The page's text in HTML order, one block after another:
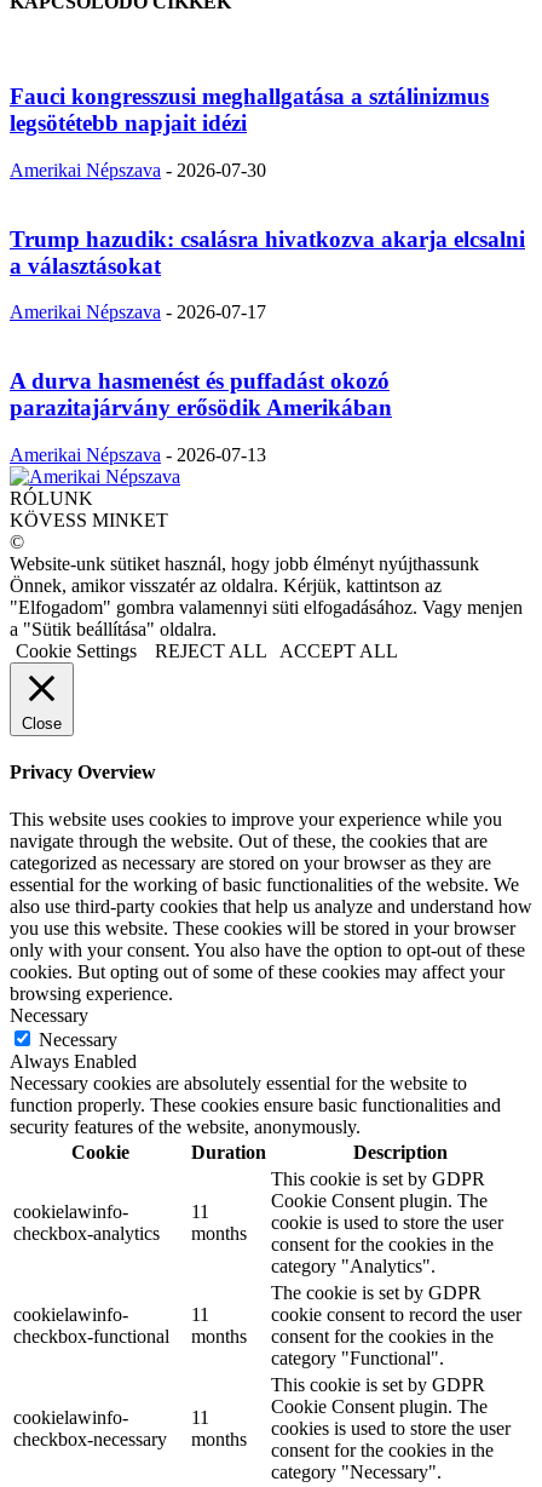
Fauci kongresszusi meghallgatása a sztálinizmus
legsötétebb napjait idézi
Amerikai Népszava - 2026-07-30
Trump hazudik: csalásra hivatkozva akarja elcsalni
a választásokat
Amerikai Népszava - 2026-07-17
A durva hasmenést és puffadást okozó
parazitajárvány erősödik Amerikában
Amerikai Népszava - 2026-07-13
RÓLUNK
KÖVESS MINKET
©
Website-unk sütiket használ, hogy jobb élményt nyújthassunk
Önnek, amikor visszatér az oldalra. Kérjük, kattintson az
"Elfogadom" gombra valamennyi süti elfogadásához. Vagy menjen
a "Sütik beállítása" oldalra.
Cookie Settings
REJECT ALL ACCEPT ALL
Close
Privacy Overview
This website uses cookies to improve your experience while you
navigate through the website. Out of these, the cookies that are
categorized as necessary are stored on your browser as they are
essential for the working of basic functionalities of the website. We
also use third-party cookies that help us analyze and understand how
you use this website. These cookies will be stored in your browser
only with your consent. You also have the option to opt-out of these
cookies. But opting out of some of these cookies may affect your
browsing experience.
Necessary
Necessary
Always Enabled
Necessary cookies are absolutely essential for the website to
function properly. These cookies ensure basic functionalities and
security features of the website, anonymously.
Cookie
Duration Description
cookielawinfo-
checkbox-analytics
11
months
This cookie is set by GDPR
Cookie Consent plugin. The
cookie is used to store the user
consent for the cookies in the
category "Analytics".
cookielawinfo-
checkbox-functional
11
months
The cookie is set by GDPR
cookie consent to record the user
consent for the cookies in the
category "Functional".
cookielawinfo-
checkbox-necessary
11
months
This cookie is set by GDPR
Cookie Consent plugin. The
cookies is used to store the user
consent for the cookies in the
category "Necessary".